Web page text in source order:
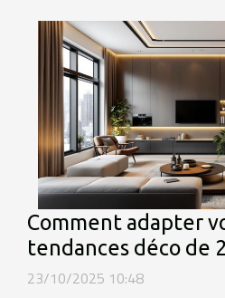
Comment adapter
tendances déco de
23/10/2025 10:48